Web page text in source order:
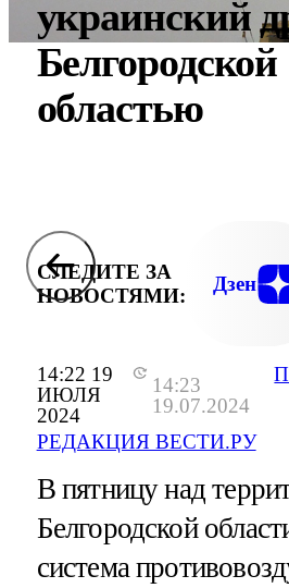
14:22 19
ИЮЛЯ
2024
14:23
19.07.2024
РЕДАКЦИЯ ВЕСТИ.РУ
украинский
Белгородской
областью
СЛЕДИТЕ ЗА
НОВОСТЯМИ:
Дзен
В пятницу над
Белгородской
система